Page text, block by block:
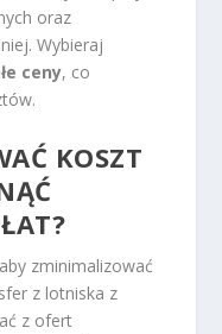
oraz
Wybieraj
ceny, co
KOSZT
zminimalizować
z lotniska z
z ofert